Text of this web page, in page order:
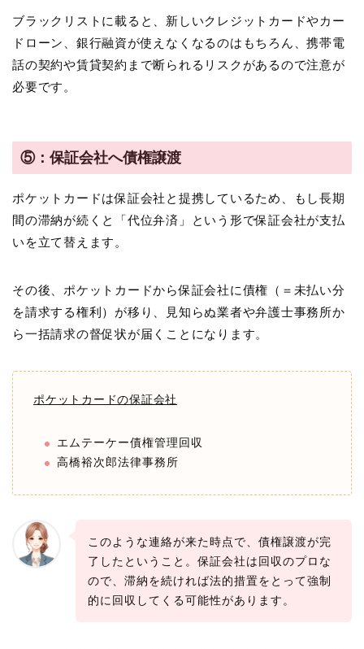
ブラックリストに載ると、新しいクレジットカードやカー
ドローン、銀行融資が使えなくなるのはもちろん、携帯電
話の契約や賃貸契約まで断られるリスクがあるので注意が
必要です。
⑤：保証会社へ債権譲渡
ポケットカードは保証会社と提携しているため、もし長期
間の滞納が続くと「代位弁済」という形で保証会社が支払
いを立て替えます。
その後、ポケットカードから保証会社に債権（＝未払い分
を請求する権利）が移り、見知らぬ業者や弁護士事務所か
ら一括請求の督促状が届くことになります。
ポケットカードの保証会社
エムテーケー債権管理回収
高橋裕次郎法律事務所
このような連絡が来た時点で、債権譲渡が完
了したということ。保証会社は回収のプロな
ので、滞納を続ければ法的措置をとって強制
的に回収してくる可能性があります。